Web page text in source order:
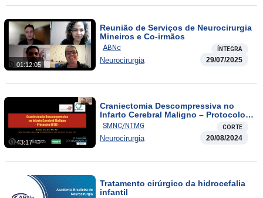
01:12:05
Reunião de Serviços de Neurocirurgia
Mineiros e Co-irmãos
ABNc ÍNTEGRA
Neurocirurgia 29/07/2025
43:17
Craniectomia Descompressiva no
Infarto Cerebral Maligno – Protocolo
EVITE
SMNC/NTMG CORTE
Neurocirurgia 20/08/2024
Tratamento cirúrgico da hidrocefalia
infantil